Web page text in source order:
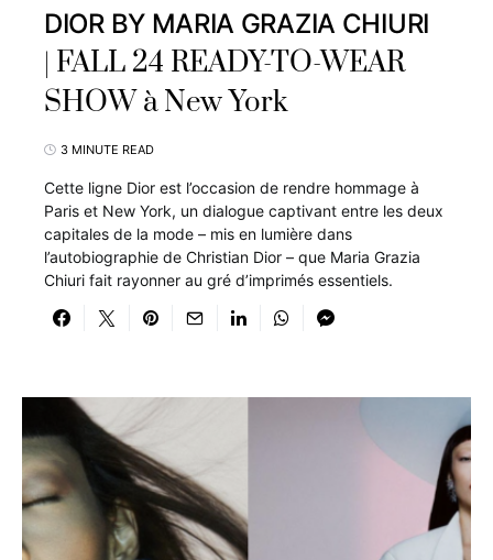
DIOR BY MARIA GRAZIA CHIURI
| FALL 24 READY-TO-WEAR
SHOW à New York
3 MINUTE READ
Cette ligne Dior est l’occasion de rendre hommage à
Paris et New York, un dialogue captivant entre les deux
capitales de la mode – mis en lumière dans
l’autobiographie de Christian Dior – que Maria Grazia
Chiuri fait rayonner au gré d’imprimés essentiels.